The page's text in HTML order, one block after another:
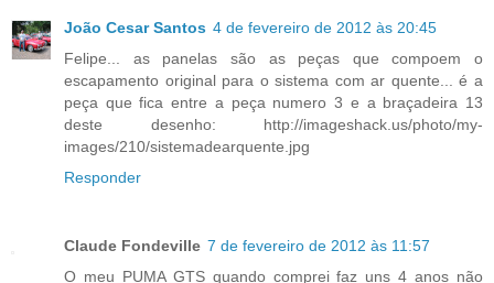
João Cesar Santos 4 de fevereiro de 2012 às 20:45
Felipe... as panelas são as peças que compoem o
escapamento original para o sistema com ar quente... é a
peça que fica entre a peça numero 3 e a braçadeira 13
deste desenho: http://imageshack.us/photo/my-
images/210/sistemadearquente.jpg
Responder
Claude Fondeville 7 de fevereiro de 2012 às 11:57
O meu PUMA GTS quando comprei faz uns 4 anos não